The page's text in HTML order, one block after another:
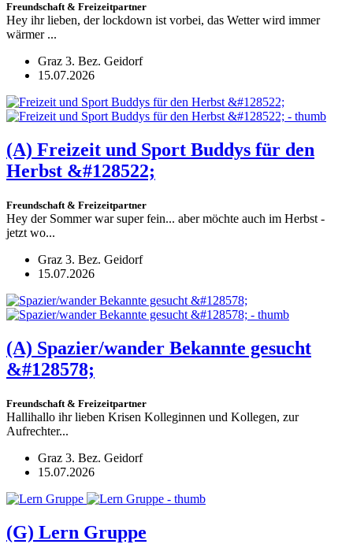
Freundschaft & Freizeitpartner
Hey ihr lieben, der lockdown ist vorbei, das Wetter wird immer
wärmer ...
Graz 3. Bez. Geidorf
15.07.2026
(A) Freizeit und Sport Buddys für den
Herbst &#128522;
Freundschaft & Freizeitpartner
Hey der Sommer war super fein... aber möchte auch im Herbst -
jetzt wo...
Graz 3. Bez. Geidorf
15.07.2026
(A) Spazier/wander Bekannte gesucht
&#128578;
Freundschaft & Freizeitpartner
Hallihallo ihr lieben Krisen Kolleginnen und Kollegen, zur
Aufrechter...
Graz 3. Bez. Geidorf
15.07.2026
(G) Lern Gruppe